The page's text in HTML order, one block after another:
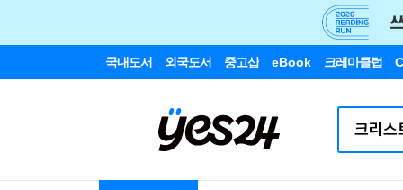
국내도서 외국도서 중고샵 eBook 크레마클럽